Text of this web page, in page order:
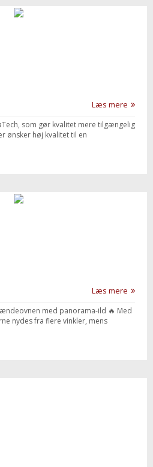
Læs mere
som gør kvalitet mere tilgængelig
ønsker høj kvalitet til en
Læs mere
med panorama-ild 🔥 Med
nydes fra flere vinkler, mens